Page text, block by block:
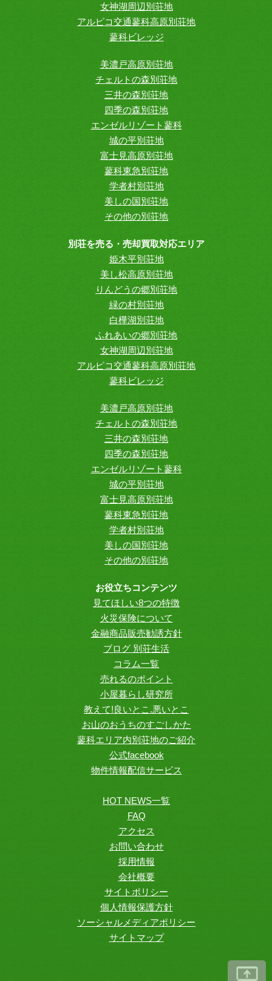
女神湖周辺別荘地
アルピコ交通蓼科高原別荘地
蓼科ビレッジ
美濃戸高原別荘地
チェルトの森別荘地
三井の森別荘地
四季の森別荘地
エンゼルリゾート蓼科
城の平別荘地
富士見高原別荘地
蓼科東急別荘地
学者村別荘地
美しの国別荘地
その他の別荘地
別荘を売る・売却買取対応エリア
姫木平別荘地
美し松高原別荘地
りんどうの郷別荘地
緑の村別荘地
白樺湖別荘地
ふれあいの郷別荘地
女神湖周辺別荘地
アルピコ交通蓼科高原別荘地
蓼科ビレッジ
美濃戸高原別荘地
チェルトの森別荘地
三井の森別荘地
四季の森別荘地
エンゼルリゾート蓼科
城の平別荘地
富士見高原別荘地
蓼科東急別荘地
学者村別荘地
美しの国別荘地
その他の別荘地
お役立ちコンテンツ
見てほしい8つの特徴
火災保険について
金融商品販売勧誘方針
ブログ 別荘生活
コラム一覧
売れるのポイント
小屋暮らし研究所
教えて!良いとこ.悪いとこ
お山のおうちのすごしかた
蓼科エリア内別荘地のご紹介
公式facebook
物件情報配信サービス
HOT NEWS一覧
FAQ
アクセス
お問い合わせ
採用情報
会社概要
サイトポリシー
個人情報保護方針
ソーシャルメディアポリシー
サイトマップ